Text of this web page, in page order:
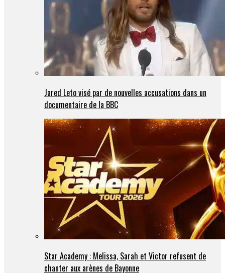
Jared Leto visé par de nouvelles accusations dans un
documentaire de la BBC
Star Academy : Melissa, Sarah et Victor refusent de
chanter aux arènes de Bayonne